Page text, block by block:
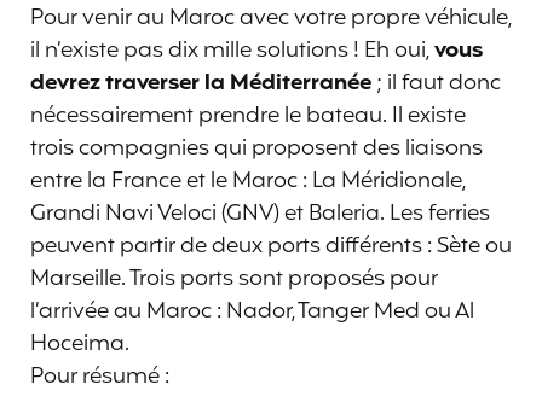
Pour venir au Maroc avec votre propre véhicule,
il n’existe pas dix mille solutions ! Eh oui,vous
devrez traverser la Méditerranée; il faut donc
nécessairement prendre le bateau. Il existe
trois compagnies qui proposent des liaisons
entre la France et le Maroc : La Méridionale,
Grandi Navi Veloci (GNV) et Baleria. Les ferries
peuvent partir de deux ports différents : Sète ou
Marseille. Trois ports sont proposés pour
l’arrivée au Maroc : Nador, Tanger Med ou Al
Hoceima.
Pour résumé :